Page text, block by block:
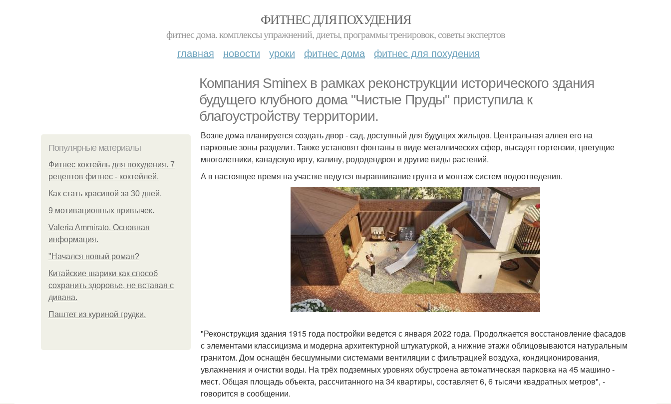
ФИТНЕС ДЛЯ ПОХУДЕНИЯ
фитнес дома. комплексы упражнений, диеты, программы тренировок, советы экспертов
главная новости уроки фитнес дома фитнес для похудения
Компания Sminex в рамках реконструкции исторического здания
будущего клубного дома "Чистые Пруды" приступила к
благоустройству территории.
Популярные материалы
Фитнес коктейль для похудения. 7
рецептов фитнес - коктейлей.
Как стать красивой за 30 дней.
9 мотивационных привычек.
Valeria Ammirato. Основная
информация.
"Начался новый роман?
Китайские шарики как способ
сохранить здоровье, не вставая с
дивана.
Паштет из куриной грудки.
Возле дома планируется создать двор - сад, доступный для будущих жильцов. Центральная аллея его на
парковые зоны разделит. Также установят фонтаны в виде металлических сфер, высадят гортензии, цветущие
многолетники, канадскую иргу, калину, рододендрон и другие виды растений.
А в настоящее время на участке ведутся выравнивание грунта и монтаж систем водоотведения.
"Реконструкция здания 1915 года постройки ведется с января 2022 года. Продолжается восстановление фасадов
с элементами классицизма и модерна архитектурной штукатуркой, а нижние этажи облицовываются натуральным
гранитом. Дом оснащён бесшумными системами вентиляции с фильтрацией воздуха, кондиционирования,
увлажнения и очистки воды. На трёх подземных уровнях обустроена автоматическая парковка на 45 машино -
мест. Общая площадь объекта, рассчитанного на 34 квартиры, составляет 6, 6 тысячи квадратных метров", -
говорится в сообщении.